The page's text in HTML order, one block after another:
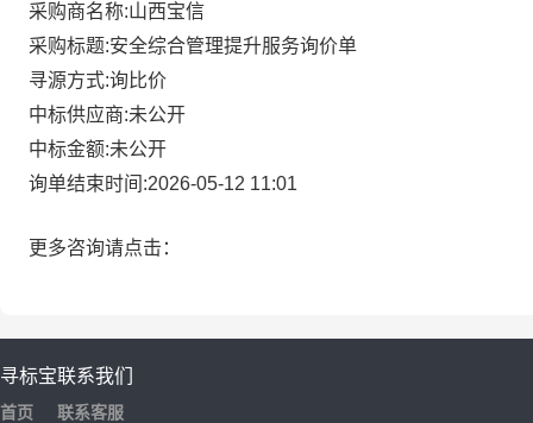
采购商名称:山西宝信
采购标题:安全综合管理提升服务询价单
寻源方式:询比价
中标供应商:未公开
中标金额:未公开
询单结束时间:2026-05-12 11:01
更多咨询请点击：
寻标宝
首页
联系我们
联系客服